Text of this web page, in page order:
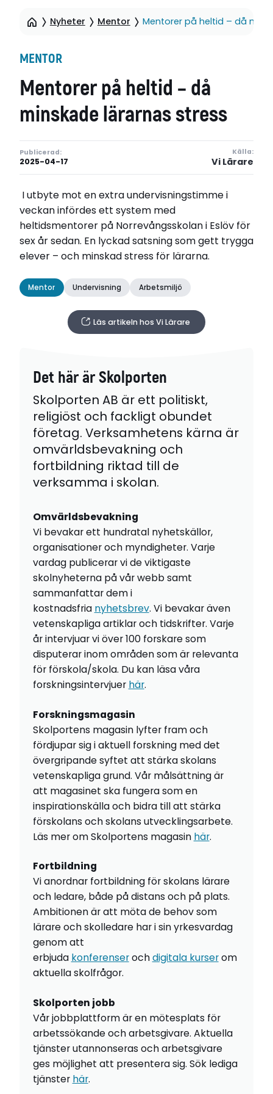
Nyheter Mentor Mentorer på heltid – då
MENTOR
Mentorer på heltid – då
minskade lärarnas stress
Publicerad:
2025-04-17
Källa:
Vi Lärare
I utbyte mot en extra undervisningstimme i
veckan infördes ett system med
heltidsmentorer på Norrevångsskolan i Eslöv för
sex år sedan. En lyckad satsning som gett trygga
elever – och minskad stress för lärarna.
Mentor Undervisning Arbetsmiljö
Läs artikeln hos Vi Lärare
Det här är Skolporten
Skolporten AB är ett politiskt,
religiöst och fackligt obundet
företag. Verksamhetens kärna är
omvärldsbevakning och
fortbildning riktad till de
verksamma i skolan.
Omvärldsbevakning
Vi bevakar ett hundratal nyhetskällor,
organisationer och myndigheter. Varje
vardag publicerar vi de viktigaste
skolnyheterna på vår webb samt
sammanfattar dem i
kostnadsfria nyhetsbrev. Vi bevakar även
vetenskapliga artiklar och tidskrifter. Varje
år intervjuar vi över 100 forskare som
disputerar inom områden som är relevanta
för förskola/skola. Du kan läsa våra
forskningsintervjuer här.
Forskningsmagasin
Skolportens magasin lyfter fram och
fördjupar sig i aktuell forskning med det
övergripande syftet att stärka skolans
vetenskapliga grund. Vår målsättning är
att magasinet ska fungera som en
inspirationskälla och bidra till att stärka
förskolans och skolans utvecklingsarbete.
Läs mer om Skolportens magasin här.
Fortbildning
Vi anordnar fortbildning för skolans lärare
och ledare, både på distans och på plats.
Ambitionen är att möta de behov som
lärare och skolledare har i sin yrkesvardag
genom att
erbjuda konferenserochdigitala kurserom
aktuella skolfrågor.
Skolporten jobb
Vår jobbplattform är en mötesplats för
arbetssökande och arbetsgivare. Aktuella
tjänster utannonseras och arbetsgivare
ges möjlighet att presentera sig. Sök lediga
tjänster här.